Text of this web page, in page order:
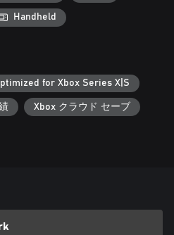
げよう。
みがあれば、きみもムシとり
町のお店には、新しいムシがい
レアなムシと出会いやすくな
る道具など、必要なものはぜ
だね！
りゲーム： プレイ時間2～4時間
おやつといっしょに楽しんでも
ぶのもよし。私は開発者として
ので、短くて遊びやすいゲーム
Handheld
for Xbox Series X|S
Xbox クラウド セーブ